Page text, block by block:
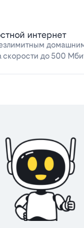
интернет
скорости до 500